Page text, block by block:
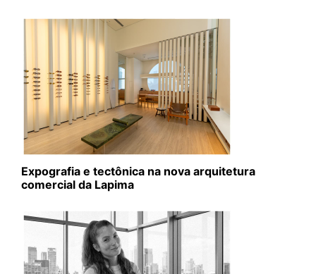
Expografia e tectônica na nova arquitetura
comercial da Lapima